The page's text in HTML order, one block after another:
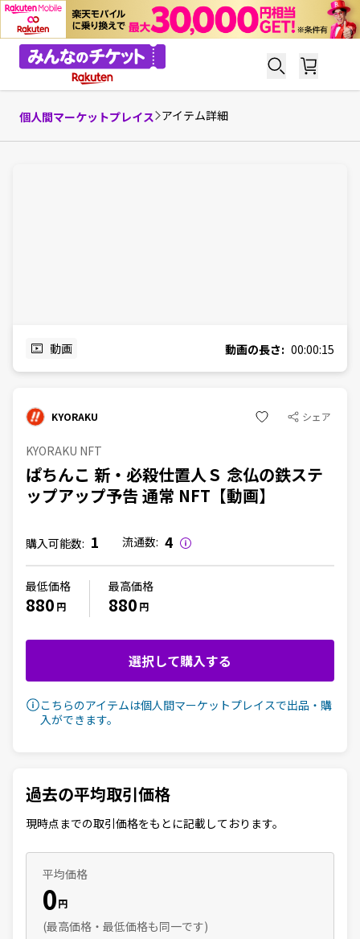
個人間マーケットプレイス アイテム詳細
動画 動画の長さ: 00:00:15
KYORAKU シェア
KYORAKU NFT
ぱちんこ 新・必殺仕置人Ｓ 念仏の鉄ステ
ップアップ予告 通常 NFT【動画】
購入可能数: 1 流通数: 4
最低価格
880 円
最高価格
880 円
選択して購入する
こちらのアイテムは個人間マーケットプレイスで出品・購
入ができます。
過去の平均取引価格
現時点までの取引価格をもとに記載しております。
平均価格
0円
(最高価格・最低価格も同一です)